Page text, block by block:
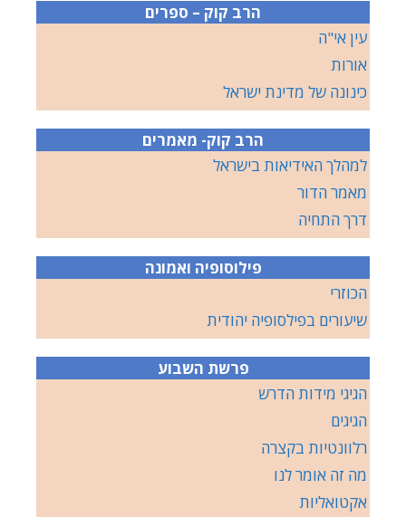
הרב קוק – ספרים
עין אי"ה
אורות
כינונה של מדינת ישראל
הרב קוק- מאמרים
למהלך האידיאות בישראל
מאמר הדור
דרך התחיה
פילוסופיה ואמונה
הכוזרי
שיעורים בפילסופיה יהודית
פרשת השבוע
הגיגי מידות הדרש
הגיגים
רלוונטיות בקצרה
מה זה אומר לנו
אקטואליות